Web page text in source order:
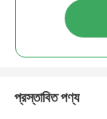
প্রস্তাবিত পণ্য